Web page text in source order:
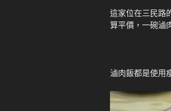
這家位在三民路
算平價，一碗滷
滷肉飯都是使用